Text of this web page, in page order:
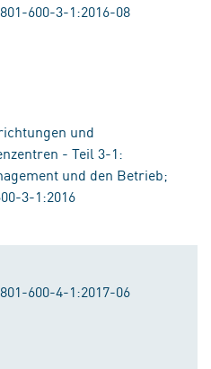
600-3-1:2016-08
und
- Teil 3-1:
und den Betrieb;
3-1:2016
600-4-1:2017-06